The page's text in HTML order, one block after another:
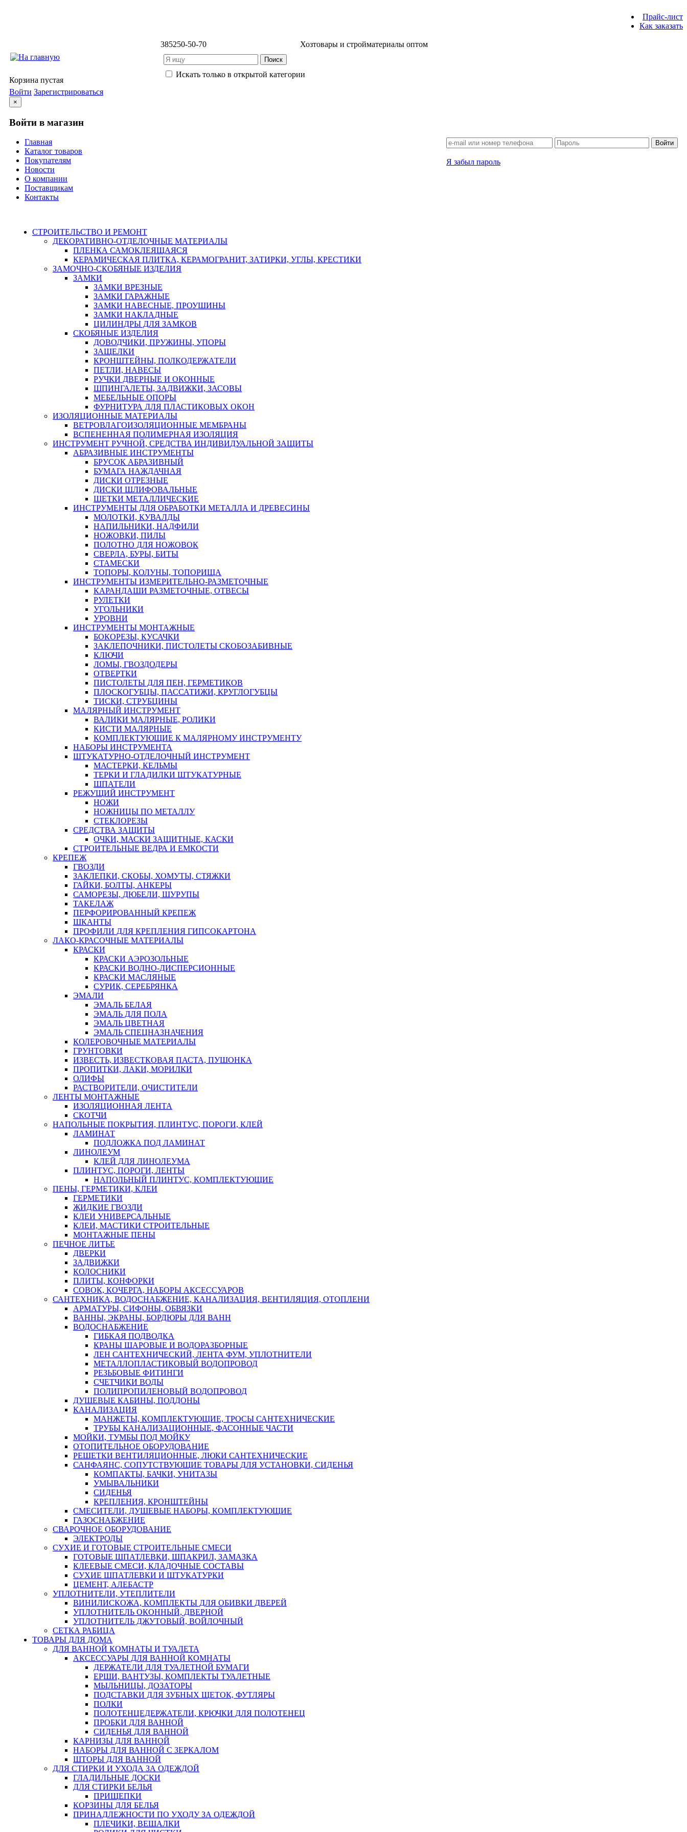
Прайс-лист
Как заказать
385250-50-70 Хозтовары и стройматериалы оптом
Искать только в открытой категории
Корзина пустая
Войти Зарегистрироваться
×
Войти в магазин
Войти
Я забыл пароль
Главная
Каталог товаров
Покупателям
Новости
О компании
Поставщикам
Контакты
СТРОИТЕЛЬСТВО И РЕМОНТ
ДЕКОРАТИВНО-ОТДЕЛОЧНЫЕ МАТЕРИАЛЫ
ПЛЕНКА САМОКЛЕЯЩАЯСЯ
КЕРАМИЧЕСКАЯ ПЛИТКА, КЕРАМОГРАНИТ, ЗАТИРКИ, УГЛЫ, КРЕСТИКИ
ЗАМОЧНО-СКОБЯНЫЕ ИЗДЕЛИЯ
ЗАМКИ
ЗАМКИ ВРЕЗНЫЕ
ЗАМКИ ГАРАЖНЫЕ
ЗАМКИ НАВЕСНЫЕ, ПРОУШИНЫ
ЗАМКИ НАКЛАДНЫЕ
ЦИЛИНДРЫ ДЛЯ ЗАМКОВ
СКОБЯНЫЕ ИЗДЕЛИЯ
ДОВОДЧИКИ, ПРУЖИНЫ, УПОРЫ
ЗАЩЕЛКИ
КРОНШТЕЙНЫ, ПОЛКОДЕРЖАТЕЛИ
ПЕТЛИ, НАВЕСЫ
РУЧКИ ДВЕРНЫЕ И ОКОННЫЕ
ШПИНГАЛЕТЫ, ЗАДВИЖКИ, ЗАСОВЫ
МЕБЕЛЬНЫЕ ОПОРЫ
ФУРНИТУРА ДЛЯ ПЛАСТИКОВЫХ ОКОН
ИЗОЛЯЦИОННЫЕ МАТЕРИАЛЫ
ВЕТРОВЛАГОИЗОЛЯЦИОННЫЕ МЕМБРАНЫ
ВСПЕНЕННАЯ ПОЛИМЕРНАЯ ИЗОЛЯЦИЯ
ИНСТРУМЕНТ РУЧНОЙ, СРЕДСТВА ИНДИВИДУАЛЬНОЙ ЗАЩИТЫ
АБРАЗИВНЫЕ ИНСТРУМЕНТЫ
БРУСОК АБРАЗИВНЫЙ
БУМАГА НАЖДАЧНАЯ
ДИСКИ ОТРЕЗНЫЕ
ДИСКИ ШЛИФОВАЛЬНЫЕ
ЩЕТКИ МЕТАЛЛИЧЕСКИЕ
ИНСТРУМЕНТЫ ДЛЯ ОБРАБОТКИ МЕТАЛЛА И ДРЕВЕСИНЫ
МОЛОТКИ, КУВАЛДЫ
НАПИЛЬНИКИ, НАДФИЛИ
НОЖОВКИ, ПИЛЫ
ПОЛОТНО ДЛЯ НОЖОВОК
СВЕРЛА, БУРЫ, БИТЫ
СТАМЕСКИ
ТОПОРЫ, КОЛУНЫ, ТОПОРИЩА
ИНСТРУМЕНТЫ ИЗМЕРИТЕЛЬНО-РАЗМЕТОЧНЫЕ
КАРАНДАШИ РАЗМЕТОЧНЫЕ, ОТВЕСЫ
РУЛЕТКИ
УГОЛЬНИКИ
УРОВНИ
ИНСТРУМЕНТЫ МОНТАЖНЫЕ
БОКОРЕЗЫ, КУСАЧКИ
ЗАКЛЕПОЧНИКИ, ПИСТОЛЕТЫ СКОБОЗАБИВНЫЕ
КЛЮЧИ
ЛОМЫ, ГВОЗДОДЕРЫ
ОТВЕРТКИ
ПИСТОЛЕТЫ ДЛЯ ПЕН, ГЕРМЕТИКОВ
ПЛОСКОГУБЦЫ, ПАССАТИЖИ, КРУГЛОГУБЦЫ
ТИСКИ, СТРУБЦИНЫ
МАЛЯРНЫЙ ИНСТРУМЕНТ
ВАЛИКИ МАЛЯРНЫЕ, РОЛИКИ
КИСТИ МАЛЯРНЫЕ
КОМПЛЕКТУЮЩИЕ К МАЛЯРНОМУ ИНСТРУМЕНТУ
НАБОРЫ ИНСТРУМЕНТА
ШТУКАТУРНО-ОТДЕЛОЧНЫЙ ИНСТРУМЕНТ
МАСТЕРКИ, КЕЛЬМЫ
ТЕРКИ И ГЛАДИЛКИ ШТУКАТУРНЫЕ
ШПАТЕЛИ
РЕЖУЩИЙ ИНСТРУМЕНТ
НОЖИ
НОЖНИЦЫ ПО МЕТАЛЛУ
СТЕКЛОРЕЗЫ
СРЕДСТВА ЗАЩИТЫ
ОЧКИ, МАСКИ ЗАЩИТНЫЕ, КАСКИ
СТРОИТЕЛЬНЫЕ ВЕДРА И ЕМКОСТИ
КРЕПЕЖ
ГВОЗДИ
ЗАКЛЕПКИ, СКОБЫ, ХОМУТЫ, СТЯЖКИ
ГАЙКИ, БОЛТЫ, АНКЕРЫ
САМОРЕЗЫ, ДЮБЕЛИ, ШУРУПЫ
ТАКЕЛАЖ
ПЕРФОРИРОВАННЫЙ КРЕПЕЖ
ШКАНТЫ
ПРОФИЛИ ДЛЯ КРЕПЛЕНИЯ ГИПСОКАРТОНА
ЛАКО-КРАСОЧНЫЕ МАТЕРИАЛЫ
КРАСКИ
КРАСКИ АЭРОЗОЛЬНЫЕ
КРАСКИ ВОДНО-ДИСПЕРСИОННЫЕ
КРАСКИ МАСЛЯНЫЕ
СУРИК, СЕРЕБРЯНКА
ЭМАЛИ
ЭМАЛЬ БЕЛАЯ
ЭМАЛЬ ДЛЯ ПОЛА
ЭМАЛЬ ЦВЕТНАЯ
ЭМАЛЬ СПЕЦНАЗНАЧЕНИЯ
КОЛЕРОВОЧНЫЕ МАТЕРИАЛЫ
ГРУНТОВКИ
ИЗВЕСТЬ, ИЗВЕСТКОВАЯ ПАСТА, ПУШОНКА
ПРОПИТКИ, ЛАКИ, МОРИЛКИ
ОЛИФЫ
РАСТВОРИТЕЛИ, ОЧИСТИТЕЛИ
ЛЕНТЫ МОНТАЖНЫЕ
ИЗОЛЯЦИОННАЯ ЛЕНТА
СКОТЧИ
НАПОЛЬНЫЕ ПОКРЫТИЯ, ПЛИНТУС, ПОРОГИ, КЛЕЙ
ЛАМИНАТ
ПОДЛОЖКА ПОД ЛАМИНАТ
ЛИНОЛЕУМ
КЛЕЙ ДЛЯ ЛИНОЛЕУМА
ПЛИНТУС, ПОРОГИ, ЛЕНТЫ
НАПОЛЬНЫЙ ПЛИНТУС, КОМПЛЕКТУЮЩИЕ
ПЕНЫ, ГЕРМЕТИКИ, КЛЕИ
ГЕРМЕТИКИ
ЖИДКИЕ ГВОЗДИ
КЛЕИ УНИВЕРСАЛЬНЫЕ
КЛЕИ, МАСТИКИ СТРОИТЕЛЬНЫЕ
МОНТАЖНЫЕ ПЕНЫ
ПЕЧНОЕ ЛИТЬЕ
ДВЕРКИ
ЗАДВИЖКИ
КОЛОСНИКИ
ПЛИТЫ, КОНФОРКИ
СОВОК, КОЧЕРГА, НАБОРЫ АКСЕССУАРОВ
САНТЕХНИКА, ВОДОСНАБЖЕНИЕ, КАНАЛИЗАЦИЯ, ВЕНТИЛЯЦИЯ, ОТОПЛЕНИ
АРМАТУРЫ, СИФОНЫ, ОБВЯЗКИ
ВАННЫ, ЭКРАНЫ, БОРДЮРЫ ДЛЯ ВАНН
ВОДОСНАБЖЕНИЕ
ГИБКАЯ ПОДВОДКА
КРАНЫ ШАРОВЫЕ И ВОДОРАЗБОРНЫЕ
ЛЕН САНТЕХНИЧЕСКИЙ, ЛЕНТА ФУМ, УПЛОТНИТЕЛИ
МЕТАЛЛОПЛАСТИКОВЫЙ ВОДОПРОВОД
РЕЗЬБОВЫЕ ФИТИНГИ
СЧЕТЧИКИ ВОДЫ
ПОЛИПРОПИЛЕНОВЫЙ ВОДОПРОВОД
ДУШЕВЫЕ КАБИНЫ, ПОДДОНЫ
КАНАЛИЗАЦИЯ
МАНЖЕТЫ, КОМПЛЕКТУЮЩИЕ, ТРОСЫ САНТЕХНИЧЕСКИЕ
ТРУБЫ КАНАЛИЗАЦИОННЫЕ, ФАСОННЫЕ ЧАСТИ
МОЙКИ, ТУМБЫ ПОД МОЙКУ
ОТОПИТЕЛЬНОЕ ОБОРУДОВАНИЕ
РЕШЕТКИ ВЕНТИЛЯЦИОННЫЕ, ЛЮКИ САНТЕХНИЧЕСКИЕ
САНФАЯНС, СОПУТСТВУЮЩИЕ ТОВАРЫ ДЛЯ УСТАНОВКИ, СИДЕНЬЯ
КОМПАКТЫ, БАЧКИ, УНИТАЗЫ
УМЫВАЛЬНИКИ
СИДЕНЬЯ
КРЕПЛЕНИЯ, КРОНШТЕЙНЫ
СМЕСИТЕЛИ, ДУШЕВЫЕ НАБОРЫ, КОМПЛЕКТУЮЩИЕ
ГАЗОСНАБЖЕНИЕ
СВАРОЧНОЕ ОБОРУДОВАНИЕ
ЭЛЕКТРОДЫ
СУХИЕ И ГОТОВЫЕ СТРОИТЕЛЬНЫЕ СМЕСИ
ГОТОВЫЕ ШПАТЛЕВКИ, ШПАКРИЛ, ЗАМАЗКА
КЛЕЕВЫЕ СМЕСИ, КЛАДОЧНЫЕ СОСТАВЫ
СУХИЕ ШПАТЛЕВКИ И ШТУКАТУРКИ
ЦЕМЕНТ, АЛЕБАСТР
УПЛОТНИТЕЛИ, УТЕПЛИТЕЛИ
ВИНИЛИСКОЖА, КОМПЛЕКТЫ ДЛЯ ОБИВКИ ДВЕРЕЙ
УПЛОТНИТЕЛЬ ОКОННЫЙ, ДВЕРНОЙ
УПЛОТНИТЕЛЬ ДЖУТОВЫЙ, ВОЙЛОЧНЫЙ
СЕТКА РАБИЦА
ТОВАРЫ ДЛЯ ДОМА
ДЛЯ ВАННОЙ КОМНАТЫ И ТУАЛЕТА
АКСЕССУАРЫ ДЛЯ ВАННОЙ КОМНАТЫ
ДЕРЖАТЕЛИ ДЛЯ ТУАЛЕТНОЙ БУМАГИ
ЕРШИ, ВАНТУЗЫ, КОМПЛЕКТЫ ТУАЛЕТНЫЕ
МЫЛЬНИЦЫ, ДОЗАТОРЫ
ПОДСТАВКИ ДЛЯ ЗУБНЫХ ЩЕТОК, ФУТЛЯРЫ
ПОЛКИ
ПОЛОТЕНЦЕДЕРЖАТЕЛИ, КРЮЧКИ ДЛЯ ПОЛОТЕНЕЦ
ПРОБКИ ДЛЯ ВАННОЙ
СИДЕНЬЯ ДЛЯ ВАННОЙ
КАРНИЗЫ ДЛЯ ВАННОЙ
НАБОРЫ ДЛЯ ВАННОЙ С ЗЕРКАЛОМ
ШТОРЫ ДЛЯ ВАННОЙ
ДЛЯ СТИРКИ И УХОДА ЗА ОДЕЖДОЙ
ГЛАДИЛЬНЫЕ ДОСКИ
ДЛЯ СТИРКИ БЕЛЬЯ
ПРИЩЕПКИ
КОРЗИНЫ ДЛЯ БЕЛЬЯ
ПРИНАДЛЕЖНОСТИ ПО УХОДУ ЗА ОДЕЖДОЙ
ПЛЕЧИКИ, ВЕШАЛКИ